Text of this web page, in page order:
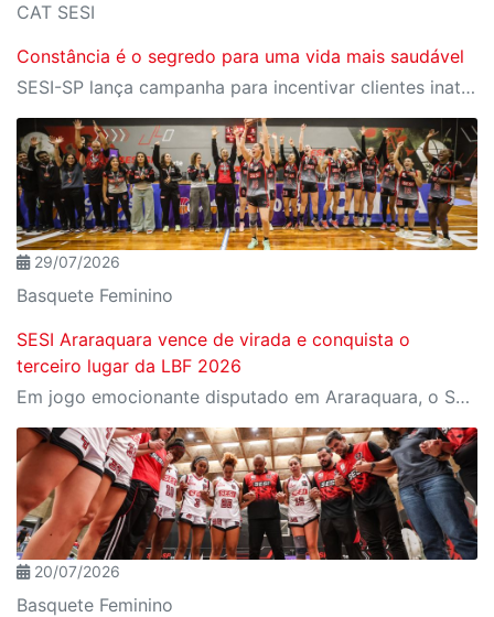
CAT SESI
Constância é o segredo para uma vida mais saudável
SESI-SP lança campanha para incentivar clientes inativos a retomarem a prática de atividades físicas, esporte e lazer com benefícios exclusivos
29/07/2026
Basquete Feminino
SESI Araraquara vence de virada e conquista o
terceiro lugar da LBF 2026
Em jogo emocionante disputado em Araraquara, o SESI Araraquara Basquete superou um déficit de quase 20 pontos, contou com o apoio massivo da torcida e derrotou o Cerrado BRB por 77 a 71, conquistando o terceiro lugar da LBF Loterias Caixa 2026
20/07/2026
Basquete Feminino